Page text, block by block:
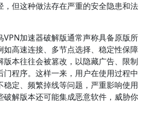
，但这种做法存在严重的安全隐患和法
VPN加速器破解版通常声称具备原版所
如高速连接、多节点选择、稳定性保障
版本往往会被篡改，以隐藏广告、限制
门程序。这样一来，用户在使用过程中
稳定、频繁掉线等问题，严重影响使用
破解版本还可能集成恶意软件，威胁你